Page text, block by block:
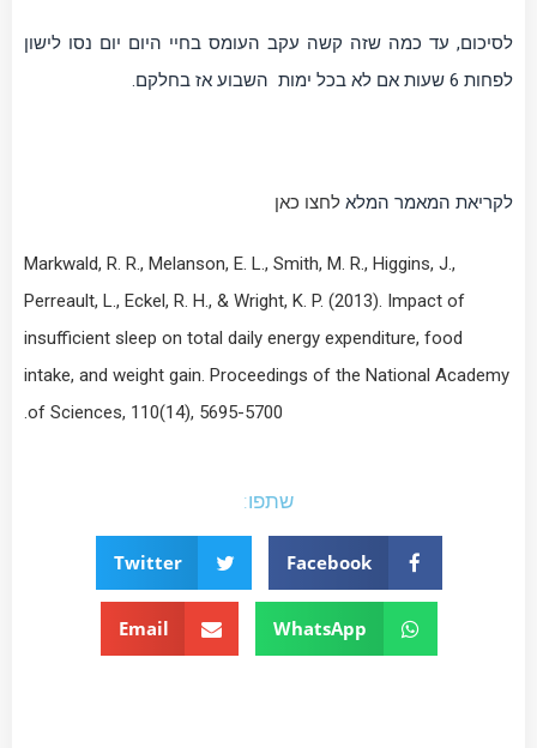
לסיכום, עד כמה שזה קשה עקב העומס בחיי היום יום נסו לישון
לפחות 6 שעות אם לא בכל ימות השבוע אז בחלקם.
לקריאת המאמר המלא לחצו כאן
Markwald, R. R., Melanson, E. L., Smith, M. R., Higgins, J.,
Perreault, L., Eckel, R. H., & Wright, K. P. (2013). Impact of
insufficient sleep on total daily energy expenditure, food
intake, and weight gain. Proceedings of the National Academy
of Sciences, 110(14), 5695-5700.
שתפו:
Facebook
Twitter
WhatsApp
Email